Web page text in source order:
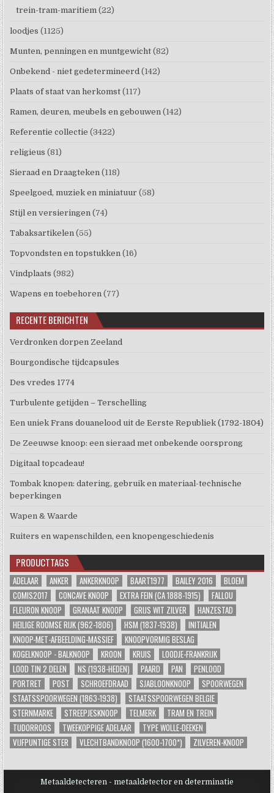
trein-tram-maritiem (22)
loodjes (1125)
Munten, penningen en muntgewicht (82)
Onbekend - niet gedetermineerd (142)
Plaats of staat van herkomst (117)
Ramen, deuren, meubels en gebouwen (142)
Referentie collectie (3422)
religieus (81)
Sieraad en Draagteken (118)
Speelgoed, muziek en miniatuur (58)
Stijl en versieringen (74)
Tabaksartikelen (55)
Topvondsten en topstukken (16)
Vindplaats (982)
Wapens en toebehoren (77)
RECENTE BERICHTEN
Verdronken dorpen Zeeland
Bourgondische tijdcapsules
Des vredes 1774
Turbulente getijden – Terschelling
Een uniek Frans douanelood uit de Eerste Republiek (1792-1804)
De Zeeuwse knoop: een sieraad met onbekende oorsprong
Digitaal topcadeau!
Tombak knopen: datering, gebruik en materiaal-technische
beperkingen
Wapen & Waarde
Ruiters en wapenschilden, een knopengeschiedenis
PRODUCTTAGS
ADELAAR ANKER ANKERKNOOP BAART1977 BAILEY 2016
BLOEM
COMIS2017
CONCAVE KNOOP EXTRA FEIN (CA 1888-1915)
FALLOU
FLEURON KNOOP
GRANAAT KNOOP GRIJS WIT ZILVER
HANZESTAD
HEILIGE ROOMSE RIJK (962-1806)
HSM (1837-1938)
INITIALEN
KNOOP-MET-AFBEELDING-MASSIEF
KNOOPVORMIG BESLAG
KOGELKNOOP - BALKNOOP
KROON KRUIS
LOODJE-FRANKRIJK
LOOD TIN 2 DELEN
NS (1938-HEDEN) PAARD PAN
PENLOOD
PORTRET
POST SCHROEFDRAAD SJABLOONKNOOP
SPOORWEGEN
STAATSSPOORWEGEN (1863-1938)
STAATSSPOORWEGEN BELGIE
STERNMARKE
STREEPJESKNOOP TELMERK
TRAM EN TREIN
TUDORROOS
TWEEKOPPIGE ADELAAR
TYPE WOLLE-DEEKEN
VIJFPUNTIGE STER
VLECHTBANDKNOOP (1600-1700*) ZILVEREN-KNOOP
Metaaldetecteren - metaaldetector en determinatie